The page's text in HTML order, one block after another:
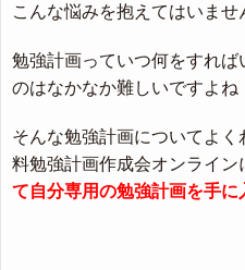
こんな悩みを抱えてはいませ
勉強計画っていつ何をすれ
のはなかなか難しいですよね
そんな勉強計画についてよ
料勉強計画作成会オンライン
て自分専用の勉強計画を手に